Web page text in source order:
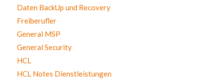
Daten BackUp und Recovery
Freiberufler
General MSP
General Security
HCL
HCL Notes Dienstleistungen